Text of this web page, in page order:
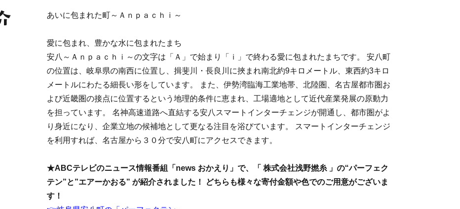
あいに包まれた町～Ａｎｐａｃｈｉ～
愛に包まれ、豊かな水に包まれたまち
安八～Ａｎｐａｃｈｉ～の文字は「Ａ」で始まり「ｉ」で終わる愛に包まれたまちです。 安八町
の位置は、岐阜県の南西に位置し、揖斐川・長良川に挾まれ南北約9キロメートル、東西約3キロ
メートルにわたる細長い形をしています。 また、伊勢湾臨海工業地帯、北陸圏、名古屋都市圏お
よび近畿圏の接点に位置するという地理的条件に恵まれ、工場適地として近代産業発展の原動力
を担っています。 名神高速道路へ直結する安八スマートインターチェンジが開通し、都市圏がよ
り身近になり、企業立地の候補地として更なる注目を浴びています。 スマートインターチェンジ
を利用すれば、名古屋から３０分で安八町にアクセスできます。
★ABCテレビのニュース情報番組「news おかえり」で、「 株式会社浅野撚糸 」の“パーフェク
テン”と”エアーかおる” が紹介されました！ どちらも様々な寄付金額や色でのご用意がございま
す！